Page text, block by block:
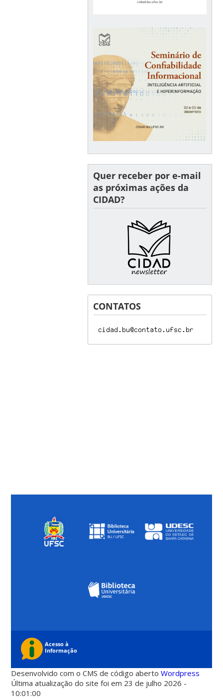
Quer receber por e-mail
as próximas ações da
CIDAD?
CONTATOS
Desenvolvido com o CMS de código abertoWordpress
Última atualização do site foi em 23 de julho 2026 -
10:01:00